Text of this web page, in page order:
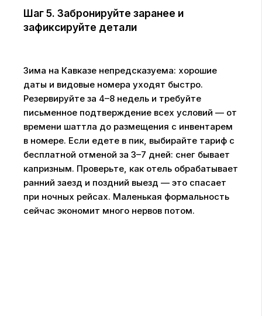
Шаг 5. Забронируйте заранее и
зафиксируйте детали
Зима на Кавказе непредсказуема: хорошие
даты и видовые номера уходят быстро.
Резервируйте за 4–8 недель и требуйте
письменное подтверждение всех условий — от
времени шаттла до размещения с инвентарем
в номере. Если едете в пик, выбирайте тариф с
бесплатной отменой за 3–7 дней: снег бывает
капризным. Проверьте, как отель обрабатывает
ранний заезд и поздний выезд — это спасает
при ночных рейсах. Маленькая формальность
сейчас экономит много нервов потом.